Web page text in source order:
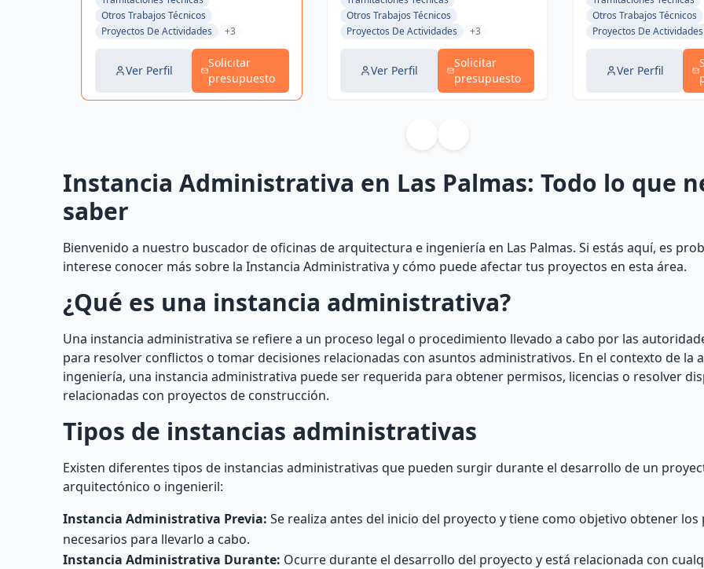
Valsequillo de Gran
Canaria.
ESPAÑA, España
Otros Trabajos Técnicos
Proyectos De Actividades
+3
Ver Perfil
Solicitar
presupuesto
necesidades, ofreciendo
una gama completa de
servicios de arquitectura y
Otros Trabajos Técnicos
Proyectos De Actividades
+3
Ver Perfil
Solicitar
presupuesto
trato humano y directo
con el cliente.
España
Otros Trabajos Técnicos
Proyectos De Actividades
Ver Perfil
Instancia Administrativa en Las Palmas: Todo lo que
saber
Bienvenido a nuestro buscador de oficinas de arquitectura e ingeniería en Las Palmas. Si estás aquí, es
interese conocer más sobre la Instancia Administrativa y cómo puede afectar tus proyectos en esta área.
¿Qué es una instancia administrativa?
Una instancia administrativa se refiere a un proceso legal o procedimiento llevado a cabo por las
para resolver conflictos o tomar decisiones relacionadas con asuntos administrativos. En el contexto de la
ingeniería, una instancia administrativa puede ser requerida para obtener permisos, licencias o resolver
relacionadas con proyectos de construcción.
Tipos de instancias administrativas
Existen diferentes tipos de instancias administrativas que pueden surgir durante el desarrollo de un
arquitectónico o ingenieril:
Instancia Administrativa Previa: Se realiza antes del inicio del proyecto y tiene como objetivo obtener los
necesarios para llevarlo a cabo.
Instancia Administrativa Durante: Ocurre durante el desarrollo del proyecto y está relacionada con